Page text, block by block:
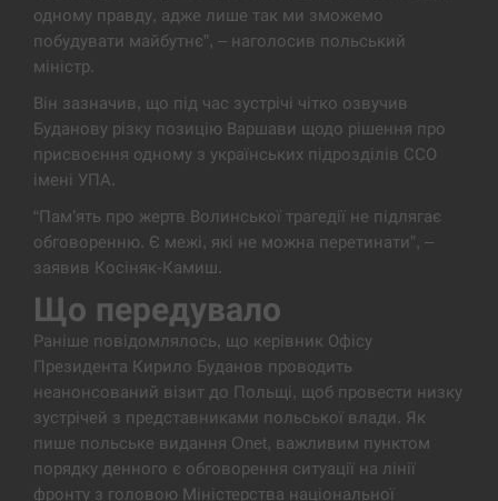
13:53
В Москве пожаловались на “кратный рост” атак
дронов Украины
СЕРПЕНЬ
Біля українського літака в аеропорту Лейпцига
виявили дрон, ймовірно, з…
СЕРПЕНЬ
13:23
ответили, как отреагируют на…
СЕРПЕНЬ
13:10
Тайвань проводить найбільші військові
навчання на тлі загрози вторгнення з…
СЕРПЕНЬ
одному правду, адже лише так ми зможемо
побудувати майбутнє”, – наголосив польський
міністр.
Він зазначив, що під час зустрічі чітко озвучив
Буданову різку позицію Варшави щодо рішення про
присвоєння одному з українських підрозділів ССО
імені УПА.
“Пам’ять про жертв Волинської трагедії не підлягає
обговоренню. Є межі, які не можна перетинати”, –
заявив Косіняк-Камиш.
Що передувало
Раніше повідомлялось, що керівник Офісу
Президента Кирило Буданов проводить
неанонсований візит до Польщі, щоб провести низку
зустрічей з представниками польської влади. Як
пише польське видання Onet, важливим пунктом
порядку денного є обговорення ситуації на лінії
фронту з головою Міністерства національної